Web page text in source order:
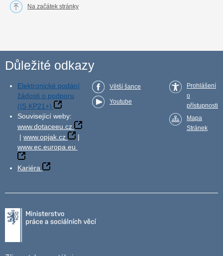
Na začátek stránky
Důležité odkazy
Elektronické podání
žádosti o podporu
(IS KP21+)
Související weby:
www.dotaceeu.cz
| www.opjak.cz
|
www.ec.europa.eu
Kariéra
Větší šance
Youtube
Prohlášení
o
přístupnosti
Mapa
Stránek